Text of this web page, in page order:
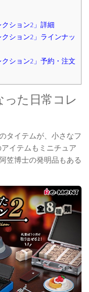
ション2」詳細
ション2」ラインナッ
ション2」予約・注文
た日常コレ
タイテムが、小さなフ
イテムもミニチュア
笠博士の発明品もある